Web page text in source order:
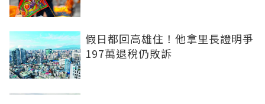
假日都回高雄住！他拿里長證明爭
197萬退稅仍敗訴